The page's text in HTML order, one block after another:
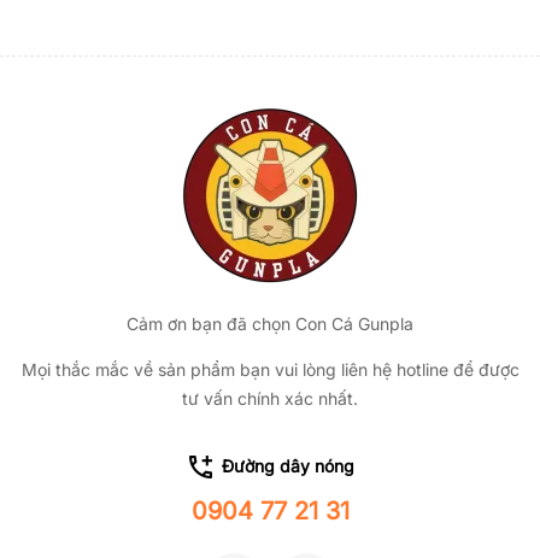
Cảm ơn bạn đã chọn Con Cá Gunpla
Mọi thắc mắc về sản phẩm bạn vui lòng liên hệ hotline để được
tư vấn chính xác nhất.
Đường dây nóng
0904 77 21 31